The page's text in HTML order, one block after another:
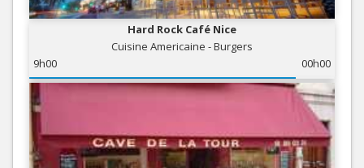
Hard Rock Café Nice
Cuisine Americaine - Burgers
9h00
00h00